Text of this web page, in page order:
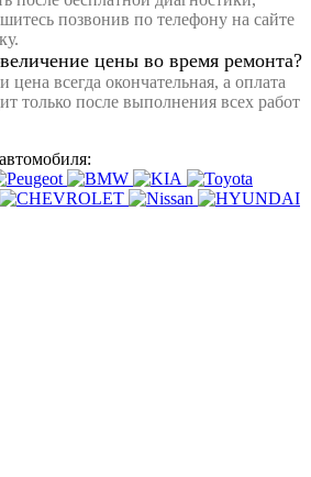
позвонив по телефону на сайте
цены во время ремонта?
цена всегда окончательная, а оплата
только после выполнения всех работ